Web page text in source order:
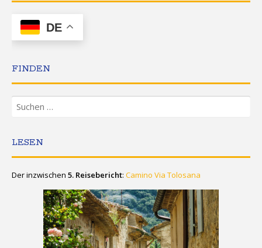
DE
FINDEN
Suchen
nach:
LESEN
Der inzwischen 5. Reisebericht: Camino Via Tolosana